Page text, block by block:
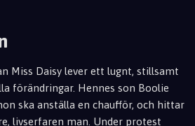
Miss Daisy lever ett lugnt, stillsamt
förändringar. Hennes son Boolie
ska anställa en chaufför, och hittar
livserfaren man. Under protest